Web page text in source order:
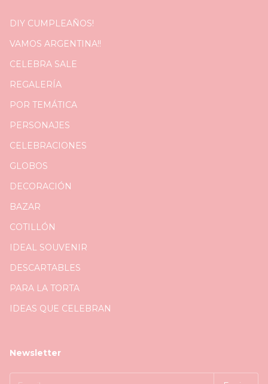
DIY CUMPLEAÑOS!
VAMOS ARGENTINA!!
CELEBRA SALE
REGALERÍA
POR TEMÁTICA
PERSONAJES
CELEBRACIONES
GLOBOS
DECORACIÓN
BAZAR
COTILLÓN
IDEAL SOUVENIR
DESCARTABLES
PARA LA TORTA
IDEAS QUE CELEBRAN
Newsletter